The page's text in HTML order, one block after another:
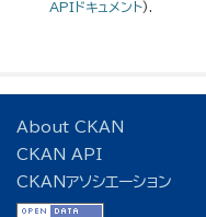
APIドキュメント).
About CKAN
CKAN API
CKANアソシエーション